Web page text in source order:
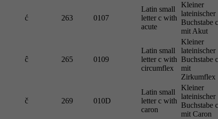
ć 263 0107
Latin small
letter c with
acute
Kleiner
lateinischer
Buchstabe c
mit Akut
ĉ 265 0109
Latin small
letter c with
circumflex
Kleiner
lateinischer
Buchstabe c
mit
Zirkumflex
č 269 010D
Latin small
letter c with
caron
Kleiner
lateinischer
Buchstabe c
mit Caron